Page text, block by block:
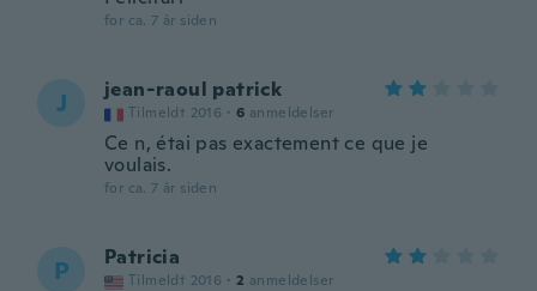
for ca. 7 år siden
J jean-raoul patrick
Tilmeldt 2016 · 6 anmeldelser
Ce n, étai pas exactement ce que je
voulais.
for ca. 7 år siden
P Patricia
Tilmeldt 2016 · 2 anmeldelser